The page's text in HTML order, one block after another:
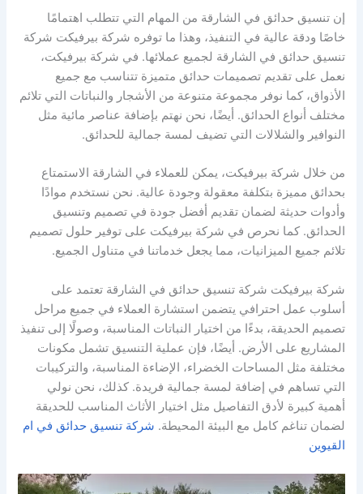
إن تنسيق حدائق في الشارقة من المهام التي تتطلب اهتمامًا
خاصًا ودقة عالية في التنفيذ، وهذا ما توفره شركة بيرفيكت شركة
تنسيق حدائق في الشارقة لجميع عملائها. في شركة بيرفيكت،
نعمل على تقديم تصميمات حدائق متميزة تتناسب مع جميع
الأذواق، كما نوفر مجموعة متنوعة من الأشجار والنباتات التي تلائم
مختلف أنواع الحدائق. أيضًا، نحن نهتم بإضافة عناصر مائية مثل
النوافير والشلالات التي تضيف لمسة جمالية للحدائق.
من خلال شركة بيرفيكت، يمكن للعملاء في الشارقة الاستمتاع
بحدائق مميزة بتكلفة معقولة وجودة عالية. نحن نستخدم موادًا
وأدوات حديثة لضمان تقديم أفضل جودة في تصميم وتنسيق
الحدائق. كما نحرص في شركة بيرفيكت على توفير حلول تصميم
تلائم جميع الميزانيات، مما يجعل خدماتنا في متناول الجميع.
شركة بيرفيكت شركة تنسيق حدائق في الشارقة تعتمد على
أسلوب عمل احترافي يتضمن استشارة العملاء في جميع مراحل
تصميم الحديقة، بدءًا من اختيار النباتات المناسبة، وصولًا إلى تنفيذ
المشاريع على الأرض. أيضًا، فإن عملية التنسيق تشمل مكونات
مختلفة مثل المساحات الخضراء، الإضاءة المناسبة، والتركيبات
التي تساهم في إضافة لمسة جمالية فريدة. كذلك، نحن نولي
أهمية كبيرة لأدق التفاصيل مثل اختيار الأثاث المناسب للحديقة
لضمان تناغم كامل مع البيئة المحيطة. شركة تنسيق حدائق في ام
القيوين